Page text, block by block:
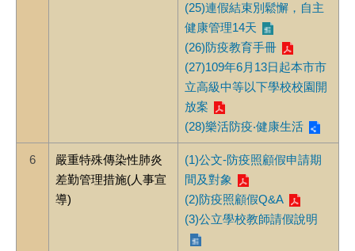
(25)連假結束別鬆懈，自主
健康管理14天
(26)防疫教育手冊
(27)109年6月13日起本市市
立高級中等以下學校校園開
放案
(28)樂活防疫‧健康生活
6
嚴重特殊傳染性肺炎
差勤管理措施(人事宣
導)
(1)公文-防疫照顧假申請期
間及對象
(2)防疫照顧假Q&A
(3)公立學校教師請假說明